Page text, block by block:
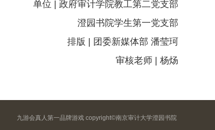
单位 | 政府审计学院教工第二党支部
澄园书院学生第一党支部
排版 | 团委新媒体部 潘莹珂
审核老师 | 杨炀
九游会真人第一品牌游戏 copyright©南京审计大学澄园书院